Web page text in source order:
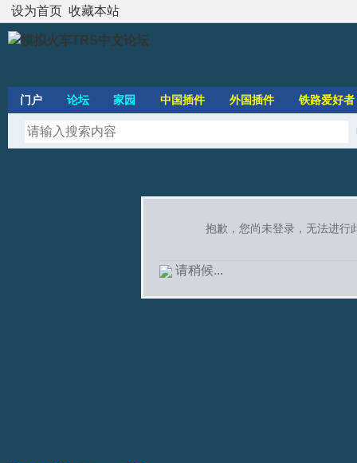
设为首页 收藏本站
门户 论坛 家园 中国插件 外国插件 铁路爱好者
抱歉，您尚未登录，无法进行
请稍候...